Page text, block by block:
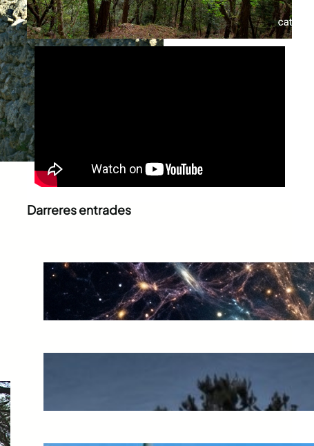
Darreres entrades
Què és la supraconsciència?
juny 30, 2026
El preu d’un error còsmic
juny 20, 2026